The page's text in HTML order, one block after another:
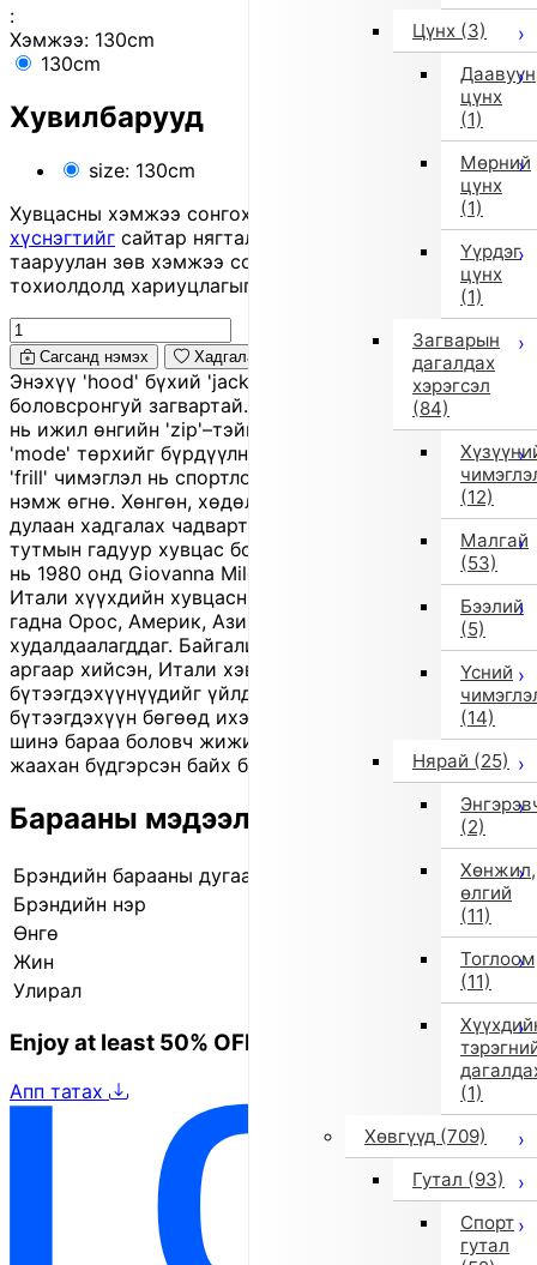
Цүнх (3)
Даавуун
цүнх
(1)
Мөрний
цүнх
(1)
Үүрдэг
цүнх
(1)
Загварын
дагалдах
хэрэгсэл
(84)
(12)
Малгай
(53)
Бээлий
(5)
Үсний
(14)
Нярай (25)
(2)
Хөнжил,
өлгий
(11)
Тоглоом
(11)
(1)
Хөвгүүд (709)
Гутал (93)
Спорт
гутал
:
Хэмжээ: 130cm
130cm
Хувилбарууд
size: 130cm
Хувцасны хэмжээ сонгохдоо
хэмжээ сонгох
хүснэгтийг сайтар нягталж, биеийн хэмжээтэйгээ
тааруулан зөв хэмжээ сонгоно уу, хувцас таарахгүй
тохиолдолд хариуцлагыг захиалагч өөрөө хүлээнэ.
Сагсанд нэмэх Хадгалах
Энэхүү 'hood' бүхий 'jacket' нь энгийн атлаа цэгцтэй,
боловсронгуй загвартай. Матт өнгөлгөөтэй хар өнгө
нь ижил өнгийн 'zip'–тэйгээ зохицож, орчин үеийн,
'mode' төрхийг бүрдүүлнэ. Бугуйн хэсгийн үл ялиг
'frill' чимэглэл нь спортлог хэв маягт эмэгтэйлэг өнгө
нэмж өгнө. Хөнгөн, хөдөлгөөнд саадгүй бөгөөд
дулаан хадгалах чадвартай тул намар, өвлийн өдөр
тутмын гадуур хувцас болгон тохиромжтой. Il Gufo
нь 1980 онд Giovanna Miletti-ийн үүсгэн байгуулсан
Итали хүүхдийн хувцасны брэнд. Одоогоор Европоос
гадна Орос, Америк, Ази зэрэг олон оронд
худалдаалагддаг. Байгалийн 'material' ашиглан гар
аргаар хийсэн, Итали хэв маягтай гоёмсог
бүтээгдэхүүнүүдийг үйлдвэрлэдэг. Энэ нь 'outlet'
бүтээгдэхүүн бөгөөд ихэнх нь улирлын үлдэгдэл
шинэ бараа боловч жижиг зураас, үрчлээс, өнгө
жаахан бүдгэрсэн байх боломжтой.
Барааны мэдээлэл
Брэндийн барааны дугаар
Брэндийн нэр
Өнгө
Жин
Улирал
2025 оны намар/өвөл
Enjoy at least 50% OFF Tokyo fashion
Апп татах